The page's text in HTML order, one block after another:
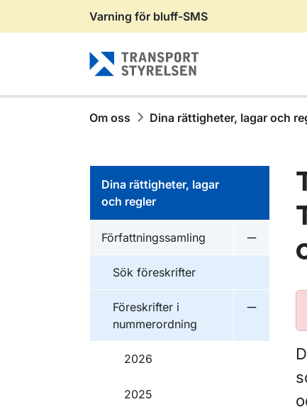
Gå till sidans innehåll
Varning för bluff-SMS
Om oss Dina rättigheter, lagar och
Dina rättigheter, lagar
och regler
Författningssamling
Sök föreskrifter
Föreskrifter i
nummerordning
2026
2025